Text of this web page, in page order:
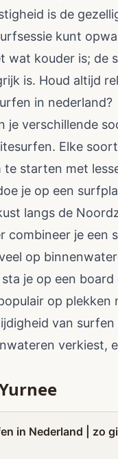
is de
kunt
wat kouder is; de
is. Houd altijd
in nederland?
je verschillende
Elke
te starten met
je op een
langs de
combineer je een
op
sta je op een
op plekken
van
verkiest,
in Nederland | zo